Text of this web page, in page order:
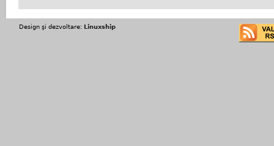
Design şi dezvoltare: Linuxship